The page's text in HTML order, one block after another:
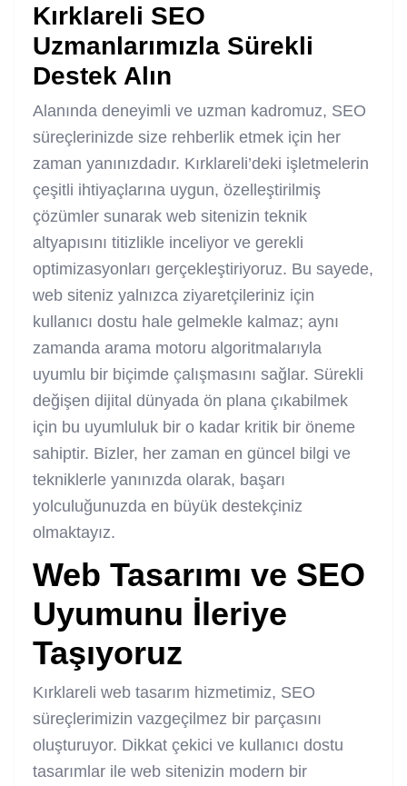
Kırklareli SEO
Uzmanlarımızla Sürekli
Destek Alın
Alanında deneyimli ve uzman kadromuz, SEO
süreçlerinizde size rehberlik etmek için her
zaman yanınızdadır. Kırklareli’deki işletmelerin
çeşitli ihtiyaçlarına uygun, özelleştirilmiş
çözümler sunarak web sitenizin teknik
altyapısını titizlikle inceliyor ve gerekli
optimizasyonları gerçekleştiriyoruz. Bu sayede,
web siteniz yalnızca ziyaretçileriniz için
kullanıcı dostu hale gelmekle kalmaz; aynı
zamanda arama motoru algoritmalarıyla
uyumlu bir biçimde çalışmasını sağlar. Sürekli
değişen dijital dünyada ön plana çıkabilmek
için bu uyumluluk bir o kadar kritik bir öneme
sahiptir. Bizler, her zaman en güncel bilgi ve
tekniklerle yanınızda olarak, başarı
yolculuğunuzda en büyük destekçiniz
olmaktayız.
Web Tasarımı ve SEO
Uyumunu İleriye
Taşıyoruz
Kırklareli web tasarım hizmetimiz, SEO
süreçlerimizin vazgeçilmez bir parçasını
oluşturuyor. Dikkat çekici ve kullanıcı dostu
tasarımlar ile web sitenizin modern bir